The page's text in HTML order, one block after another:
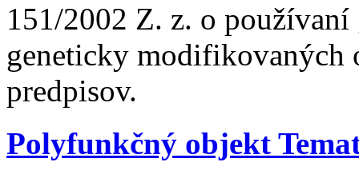
151/2002 Z. z. o
geneticky modifikovaných
predpisov.
Polyfunkčný objekt